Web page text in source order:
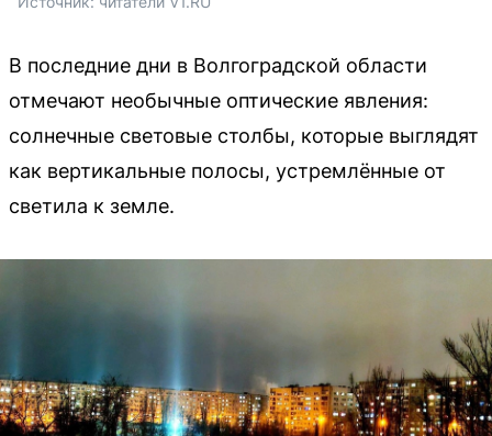
В последние дни в Волгоградской области
отмечают необычные оптические явления:
солнечные световые столбы, которые выглядят
как вертикальные полосы, устремлённые от
светила к земле.